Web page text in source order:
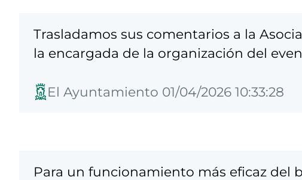
Trasladamos sus comentarios a la
la encargada de la organización del
El Ayuntamiento 01/04/2026 10:33:28
Para un funcionamiento más eficaz del